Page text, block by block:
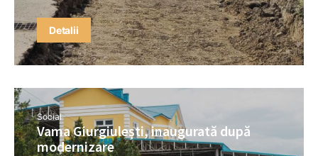
Detalii
Social
Vama Giurgiulești, inaugurată după
modernizare